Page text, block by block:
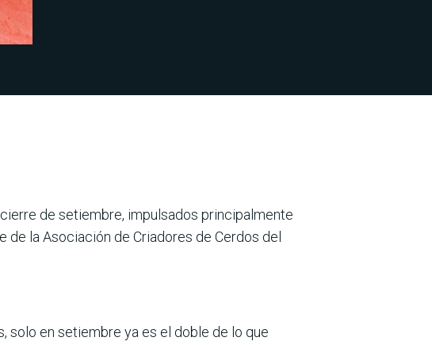
de setiembre, impul­sados principalmente
la Asociación de Criadores de Cerdos del
solo en setiembre ya es el doble de lo que